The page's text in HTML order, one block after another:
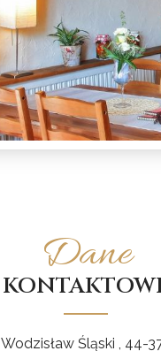
Dane
Wodzisław Śląski , 44-